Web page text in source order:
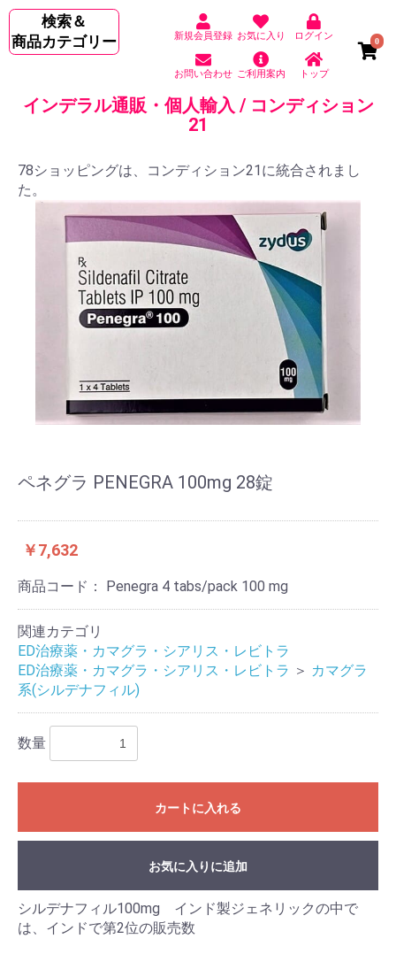
検索＆
商品カテゴリー
新規会員登録 お気に入り ログイン
お問い合わせ ご利用案内 トップ
0
インデラル通販・個人輸入 / コンディション
21
78ショッピングは、コンディション21に統合されまし
た。
ペネグラ PENEGRA 100mg 28錠
￥7,632
商品コード： Penegra 4 tabs/pack 100 mg
関連カテゴリ
ED治療薬・カマグラ・シアリス・レビトラ
ED治療薬・カマグラ・シアリス・レビトラ ＞ カマグラ
系(シルデナフィル)
数量
カートに入れる
お気に入りに追加
シルデナフィル100mg インド製ジェネリックの中で
は、インドで第2位の販売数